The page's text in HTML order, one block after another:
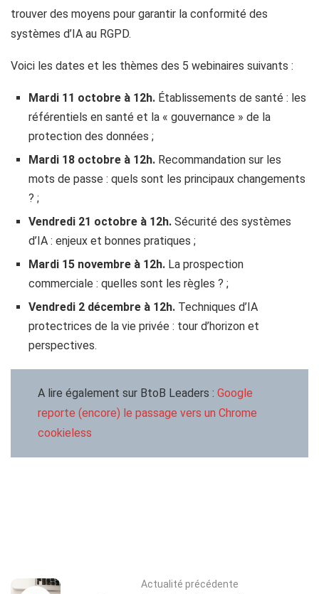
trouver des moyens pour garantir la conformité des
systèmes d’IA au RGPD.
Voici les dates et les thèmes des 5 webinaires suivants :
Mardi 11 octobre à 12h. Établissements de santé : les
référentiels en santé et la « gouvernance » de la
protection des données ;
Mardi 18 octobre à 12h. Recommandation sur les
mots de passe : quels sont les principaux changements
? ;
Vendredi 21 octobre à 12h. Sécurité des systèmes
d’IA : enjeux et bonnes pratiques ;
Mardi 15 novembre à 12h. La prospection
commerciale : quelles sont les règles ? ;
Vendredi 2 décembre à 12h. Techniques d’IA
protectrices de la vie privée : tour d’horizon et
perspectives.
A lire également sur BtoB Leaders : Google
reporte (encore) le passage vers un Chrome
cookieless
Actualité précédente